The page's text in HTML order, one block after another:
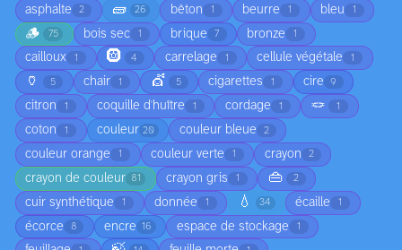
asphalte 2 🧱 26 bêton 1 beurre 1 bleu 1
🪵 75 bois sec 1 brique 7 bronze 1
cailloux 1 🛞 4 carrelage 1 cellule végétale 1
🏺 5 chair 1 💇 5 cigarettes 1 cire 9
citron 1 coquille d'huître 1 cordage 1 🪢 1
coton 1 couleur 20 couleur bleue 2
couleur orange 1 couleur verte 1 crayon 2
crayon de couleur 81 crayon gris 1 👜 2
cuir synthétique 1 donnée 1 💧 34 écaille 1
écorce 8 encre 16 espace de stockage 1